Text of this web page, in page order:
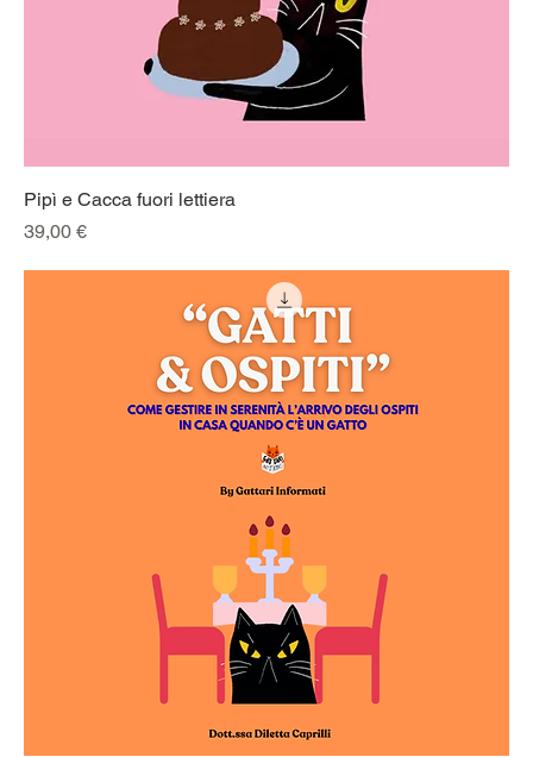
Pipì e Cacca fuori lettiera
Prezzo
39,00 €